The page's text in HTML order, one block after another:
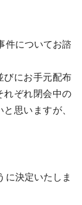
件についてお諮
にお手元配布
れぞれ閉会中の
思いますが、
決定いたしま